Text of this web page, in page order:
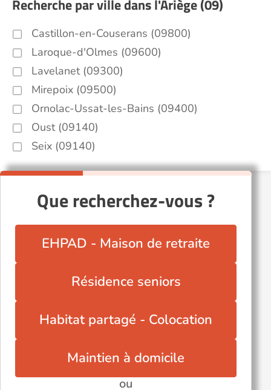
Recherche par ville dans l'Ariège (09)
Castillon-en-Couserans (09800)
Laroque-d'Olmes (09600)
Lavelanet (09300)
Mirepoix (09500)
Ornolac-Ussat-les-Bains (09400)
Oust (09140)
Seix (09140)
Que recherchez-vous ?
EHPAD - Maison de retraite
Résidence seniors
Habitat partagé - Colocation
Maintien à domicile
ou